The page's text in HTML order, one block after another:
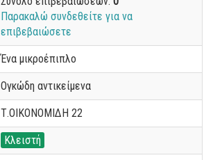
Παρακαλώ συνδεθείτε για να
επιβεβαιώσετε
Ένα μικροέπιπλο
Ογκώδη αντικείμενα
Τ.ΟΙΚΟΝΟΜΙΔΗ 22
Κλειστή